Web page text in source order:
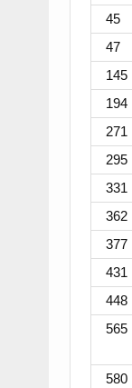
45
47
145
194
271
295
331
362
377
431
448
565
580